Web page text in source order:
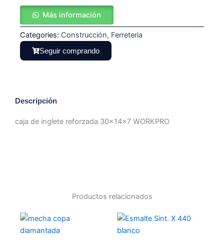
reforzada
30x14x7
WORKPRO
cantidad
Más información
Categories: Construcción, Ferreteria
Seguir comprando
Descripción
caja de inglete reforzada 30x14x7 WORKPRO
Productos relacionados